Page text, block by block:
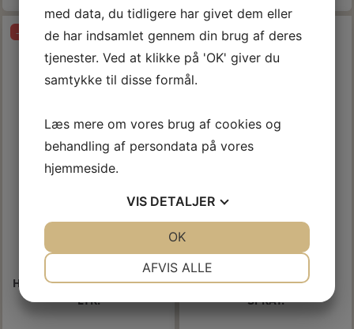
-10%
HEMPEL HIGH PROTECT 3/4
LTR.
-10%
HEMPEL PROP PRIMER
SPRAY.
med data, du tidligere har givet dem eller
de har indsamlet gennem din brug af deres
tjenester. Ved at klikke på 'OK' giver du
samtykke til disse formål.
Læs mere om vores brug af cookies og
behandling af persondata på vores
hjemmeside.
VIS DETALJER
AFVIS ALLE
OK